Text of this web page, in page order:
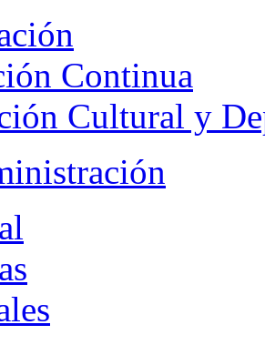
Continua
Cultural y